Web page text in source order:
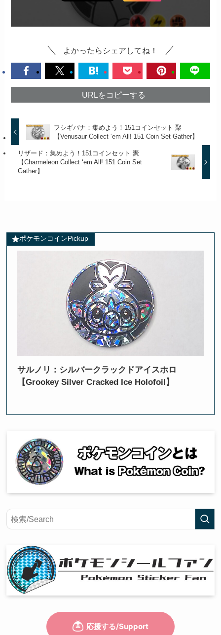
よかったらシェアしてね！
URLをコピーする
フシギバナ：集めよう！151コインセット 聚
【Venusaur Collect ‘em All! 151 Coin Set Gather】
リザード：集めよう！151コインセット 聚
【Charmeleon Collect ‘em All! 151 Coin Set
Gather】
ポケモンコインPickup
サルノリ：シルバークラックドアイスホロ
【Grookey Silver Cracked Ice Holofoil】